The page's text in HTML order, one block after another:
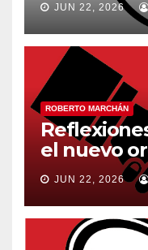
JUN 22, 2026
ROBERTO MARCHÁN
el nuevo
JUN 22, 2026